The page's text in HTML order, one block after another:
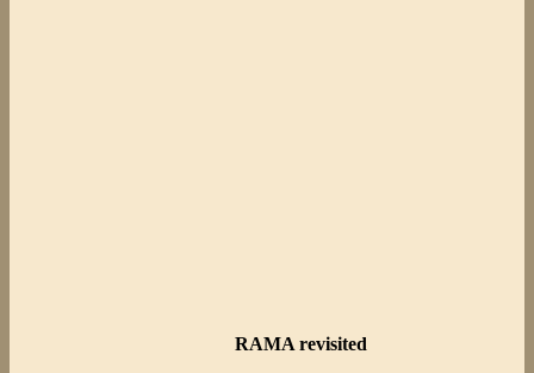
RAMA revisited